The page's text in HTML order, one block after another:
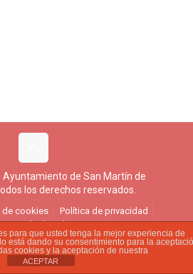
de San Martín de
los derechos reservados.
de cookies
Política de privacidad
de derechos
para que usted tenga la mejor experiencia de
está dando su consentimiento para la
cookies y la aceptación de nuestra
ACEPTAR